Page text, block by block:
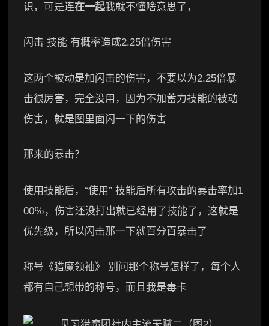
识，可是连在一起我就不懂啥意思了，
闪击 技能 有概率造成2.25倍伤害
这两个被动是加闪击的伤害，不要以为2.25倍暴
击很厉害，完全没用，因为不加蓄力技能的被动
伤害，就是图里面闪一下的伤害
那来的暴击？
使用技能后，“使用” 技能后所有攻击的暴击率加1
00％，伤害还没打出就已经用了技能了，这就是
优先级，所以闪击那一下就百分百暴击了
称号《猎魔领袖》 别问那个称号怎样了，每个人
都有自己想带的称号，而且我是毒卡